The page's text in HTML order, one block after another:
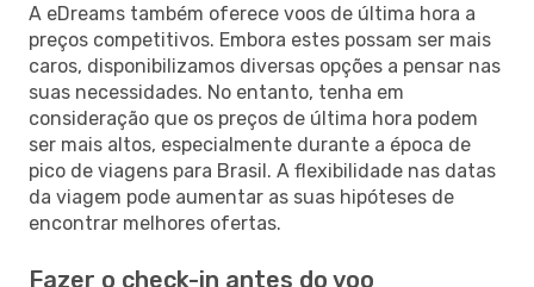
A eDreams também oferece voos de última hora a
preços competitivos. Embora estes possam ser mais
caros, disponibilizamos diversas opções a pensar nas
suas necessidades. No entanto, tenha em
consideração que os preços de última hora podem
ser mais altos, especialmente durante a época de
pico de viagens para Brasil. A flexibilidade nas datas
da viagem pode aumentar as suas hipóteses de
encontrar melhores ofertas.
Fazer o check-in antes do voo